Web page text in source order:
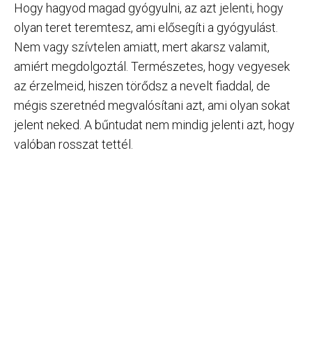
Hogy hagyod magad gyógyulni, az azt jelenti, hogy
olyan teret teremtesz, ami elősegíti a gyógyulást.
Nem vagy szívtelen amiatt, mert akarsz valamit,
amiért megdolgoztál. Természetes, hogy vegyesek
az érzelmeid, hiszen törődsz a nevelt fiaddal, de
mégis szeretnéd megvalósítani azt, ami olyan sokat
jelent neked. A bűntudat nem mindig jelenti azt, hogy
valóban rosszat tettél.